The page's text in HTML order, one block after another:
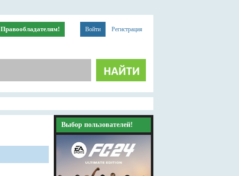
Войти Регистрация
Правообладателям!
Выбор пользователей!